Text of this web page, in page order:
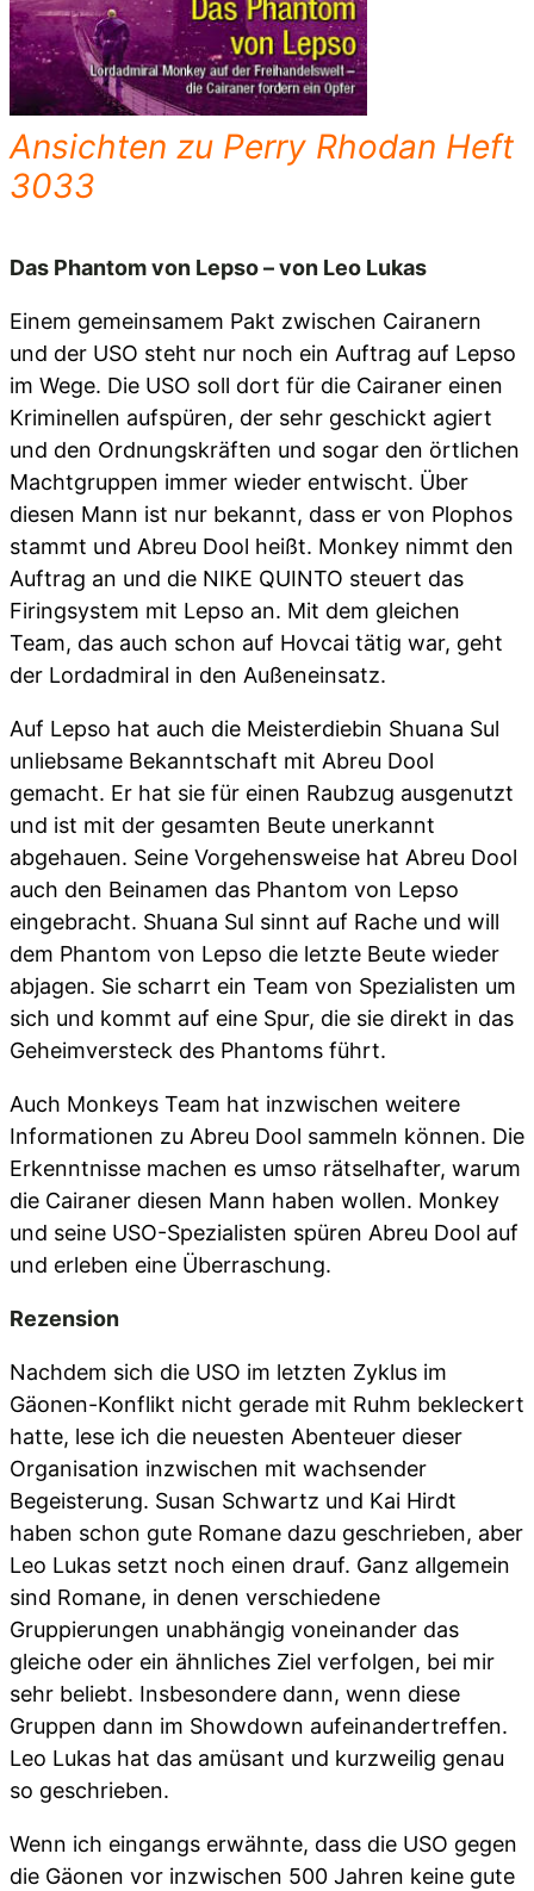
Ansichten zu Perry Rhodan Heft
3033
Das Phantom von Lepso – von Leo Lukas
Einem gemeinsamem Pakt zwischen Cairanern
und der USO steht nur noch ein Auftrag auf Lepso
im Wege. Die USO soll dort für die Cairaner einen
Kriminellen aufspüren, der sehr geschickt agiert
und den Ordnungskräften und sogar den örtlichen
Machtgruppen immer wieder entwischt. Über
diesen Mann ist nur bekannt, dass er von Plophos
stammt und Abreu Dool heißt. Monkey nimmt den
Auftrag an und die NIKE QUINTO steuert das
Firingsystem mit Lepso an. Mit dem gleichen
Team, das auch schon auf Hovcai tätig war, geht
der Lordadmiral in den Außeneinsatz.
Auf Lepso hat auch die Meisterdiebin Shuana Sul
unliebsame Bekanntschaft mit Abreu Dool
gemacht. Er hat sie für einen Raubzug ausgenutzt
und ist mit der gesamten Beute unerkannt
abgehauen. Seine Vorgehensweise hat Abreu Dool
auch den Beinamen das Phantom von Lepso
eingebracht. Shuana Sul sinnt auf Rache und will
dem Phantom von Lepso die letzte Beute wieder
abjagen. Sie scharrt ein Team von Spezialisten um
sich und kommt auf eine Spur, die sie direkt in das
Geheimversteck des Phantoms führt.
Auch Monkeys Team hat inzwischen weitere
Informationen zu Abreu Dool sammeln können. Die
Erkenntnisse machen es umso rätselhafter, warum
die Cairaner diesen Mann haben wollen. Monkey
und seine USO-Spezialisten spüren Abreu Dool auf
und erleben eine Überraschung.
Rezension
Nachdem sich die USO im letzten Zyklus im
Gäonen-Konflikt nicht gerade mit Ruhm bekleckert
hatte, lese ich die neuesten Abenteuer dieser
Organisation inzwischen mit wachsender
Begeisterung. Susan Schwartz und Kai Hirdt
haben schon gute Romane dazu geschrieben, aber
Leo Lukas setzt noch einen drauf. Ganz allgemein
sind Romane, in denen verschiedene
Gruppierungen unabhängig voneinander das
gleiche oder ein ähnliches Ziel verfolgen, bei mir
sehr beliebt. Insbesondere dann, wenn diese
Gruppen dann im Showdown aufeinandertreffen.
Leo Lukas hat das amüsant und kurzweilig genau
so geschrieben.
Wenn ich eingangs erwähnte, dass die USO gegen
die Gäonen vor inzwischen 500 Jahren keine gute